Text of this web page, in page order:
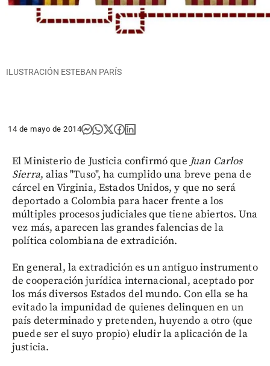
ILUSTRACIÓN ESTEBAN PARÍS
14 de mayo de 2014
El Ministerio de Justicia confirmó que Juan Carlos
Sierra, alias "Tuso", ha cumplido una breve pena de
cárcel en Virginia, Estados Unidos, y que no será
deportado a Colombia para hacer frente a los
múltiples procesos judiciales que tiene abiertos. Una
vez más, aparecen las grandes falencias de la
política colombiana de extradición.
En general, la extradición es un antiguo instrumento
de cooperación jurídica internacional, aceptado por
los más diversos Estados del mundo. Con ella se ha
evitado la impunidad de quienes delinquen en un
país determinado y pretenden, huyendo a otro (que
puede ser el suyo propio) eludir la aplicación de la
justicia.